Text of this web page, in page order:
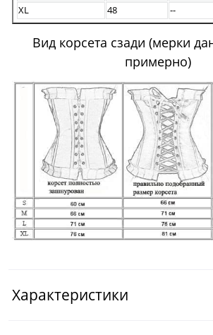
XL
48 --
Вид корсета сзади (мерки
примерно)
Характеристики